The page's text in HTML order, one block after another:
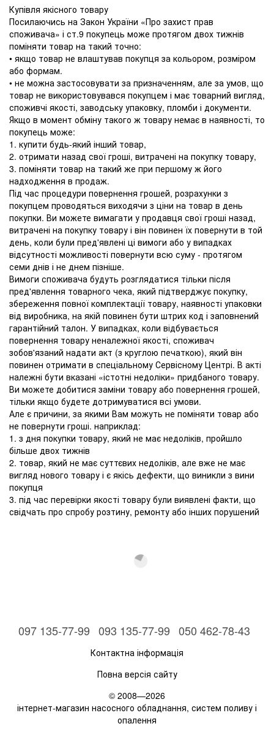
Купівля якісного товару
Посилаючись на Закон України «Про захист прав
споживача» і ст.9 покупець може протягом двох тижнів
поміняти товар на такий точно:
• якщо товар не влаштував покупця за кольором, розміром
або формам.
• не можна застосовувати за призначенням, але за умов, що
товар не використовувався покупцем і має товарний вигляд,
споживчі якості, заводську упаковку, пломби і документи.
Якщо в момент обміну такого ж товару немає в наявності, то
покупець може:
1. купити будь-який інший товар,
2. отримати назад свої гроші, витрачені на покупку товару,
3. поміняти товар на такий же при першому ж його
надходження в продаж.
Під час процедури повернення грошей, розрахунки з
покупцем проводяться виходячи з ціни на товар в день
покупки. Ви можете вимагати у продавця свої гроші назад,
витрачені на покупку товару і він повинен їх повернути в той
день, коли були пред'явлені ці вимоги або у випадках
відсутності можливості повернути всю суму - протягом
семи днів і не днем ​​пізніше.
Вимоги споживача будуть розглядатися тільки після
пред'явлення товарного чека, який підтверджує покупку,
збереження повної комплектації товару, наявності упаковки
від виробника, на якій повинен бути штрих код і заповнений
гарантійний талон. У випадках, коли відбувається
повернення товару неналежної якості, споживач
зобов'язаний надати акт (з круглою печаткою), який він
повинен отримати в спеціальному Сервісному Центрі. В акті
належні бути вказані «істотні недоліки» придбаного товару.
Ви можете добитися заміни товару або повернення грошей,
тільки якщо будете дотримуватися всі умови.
Але є причини, за якими Вам можуть не поміняти товар або
не повернути гроші. наприклад:
1. з дня покупки товару, який не має недоліків, пройшло
більше двох тижнів
2. товар, який не має суттєвих недоліків, але вже не має
вигляд нового товару і є якісь дефекти, що виникли з вини
покупця
3. під час перевірки якості товару були виявлені факти, що
свідчать про спробу розтину, ремонту або інших порушений
097 135-77-99 093 135-77-99 050 462-78-43
Контактна інформація
Повна версія сайту
© 2008—2026
інтернет-магазин насосного обладнання, систем поливу і
опалення